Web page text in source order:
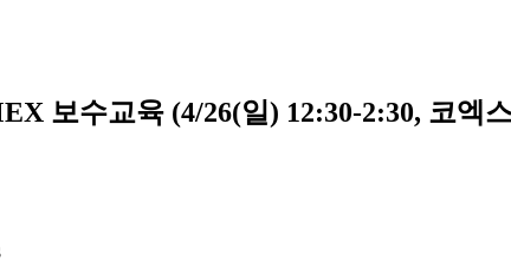
보수교육 (4/26(일) 12:30-2:30, 코엑